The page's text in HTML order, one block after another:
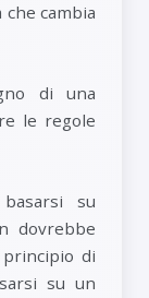
cambia
di una
le regole
su
dovrebbe
di
su un